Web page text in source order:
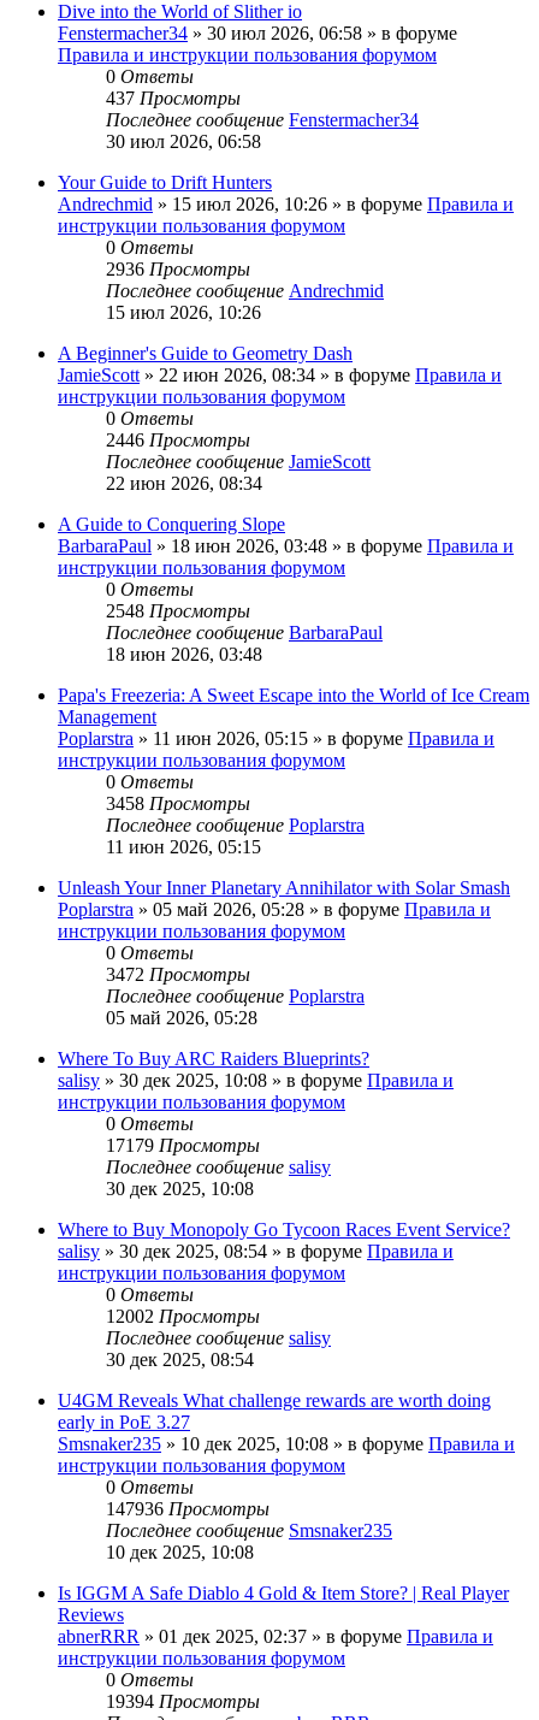
Dive into the World of Slither io
Fenstermacher34 » 30 июл 2026, 06:58 » в форуме
Правила и инструкции пользования форумом
0 Ответы
437 Просмотры
Последнее сообщение Fenstermacher34
30 июл 2026, 06:58
Your Guide to Drift Hunters
Andrechmid » 15 июл 2026, 10:26 » в форуме Правила и
инструкции пользования форумом
0 Ответы
2936 Просмотры
Последнее сообщение Andrechmid
15 июл 2026, 10:26
A Beginner's Guide to Geometry Dash
JamieScott » 22 июн 2026, 08:34 » в форуме Правила и
инструкции пользования форумом
0 Ответы
2446 Просмотры
Последнее сообщение JamieScott
22 июн 2026, 08:34
A Guide to Conquering Slope
BarbaraPaul » 18 июн 2026, 03:48 » в форуме Правила и
инструкции пользования форумом
0 Ответы
2548 Просмотры
Последнее сообщение BarbaraPaul
18 июн 2026, 03:48
Papa's Freezeria: A Sweet Escape into the World of Ice Cream
Management
Poplarstra » 11 июн 2026, 05:15 » в форуме Правила и
инструкции пользования форумом
0 Ответы
3458 Просмотры
Последнее сообщение Poplarstra
11 июн 2026, 05:15
Unleash Your Inner Planetary Annihilator with Solar Smash
Poplarstra » 05 май 2026, 05:28 » в форуме Правила и
инструкции пользования форумом
0 Ответы
3472 Просмотры
Последнее сообщение Poplarstra
05 май 2026, 05:28
Where To Buy ARC Raiders Blueprints?
salisy » 30 дек 2025, 10:08 » в форуме Правила и
инструкции пользования форумом
0 Ответы
17179 Просмотры
Последнее сообщение salisy
30 дек 2025, 10:08
Where to Buy Monopoly Go Tycoon Races Event Service?
salisy » 30 дек 2025, 08:54 » в форуме Правила и
инструкции пользования форумом
0 Ответы
12002 Просмотры
Последнее сообщение salisy
30 дек 2025, 08:54
U4GM Reveals What challenge rewards are worth doing
early in PoE 3.27
Smsnaker235 » 10 дек 2025, 10:08 » в форуме Правила и
инструкции пользования форумом
0 Ответы
147936 Просмотры
Последнее сообщение Smsnaker235
10 дек 2025, 10:08
Is IGGM A Safe Diablo 4 Gold & Item Store? | Real Player
Reviews
abnerRRR » 01 дек 2025, 02:37 » в форуме Правила и
инструкции пользования форумом
0 Ответы
19394 Просмотры